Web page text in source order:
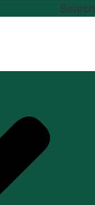
Search